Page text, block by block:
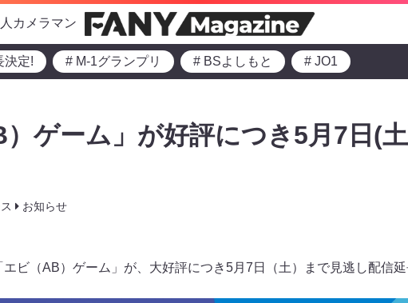
カメラマン
決定! # M-1グランプリ # BSよしもと # JO1
）ゲーム」が好評につき5月7日(
お知らせ
ビ（AB）ゲーム」が、大好評につき5月7日（土）まで見逃し配信延